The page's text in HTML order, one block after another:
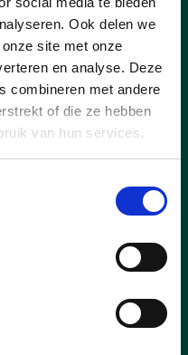
Ook delen we
site met onze
en analyse. Deze
combineren met andere
of die ze hebben
van hun services.
15 april
69 28 63
dat (weldra) in
valt